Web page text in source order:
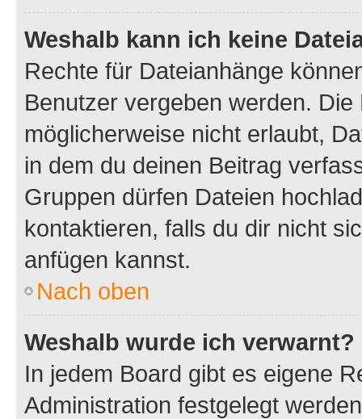
Weshalb kann ich keine
Rechte für Dateianhänge
Benutzer vergeben werden.
möglicherweise nicht erlaubt,
in dem du deinen Beitrag
Gruppen dürfen Dateien
kontaktieren, falls du dir nicht
anfügen kannst.
Nach oben
Weshalb wurde ich verwarnt?
In jedem Board gibt es eigene
Administration festgelegt